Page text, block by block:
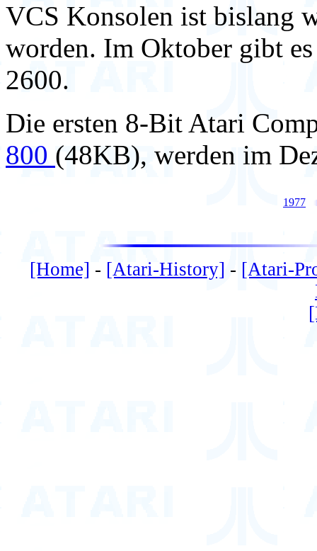
VCS Konsolen ist bislang
worden. Im Oktober gibt
2600.
Die ersten 8-Bit Atari
800 (48KB), werden im
1977
[Home] - [Atari-History] - [Atari-